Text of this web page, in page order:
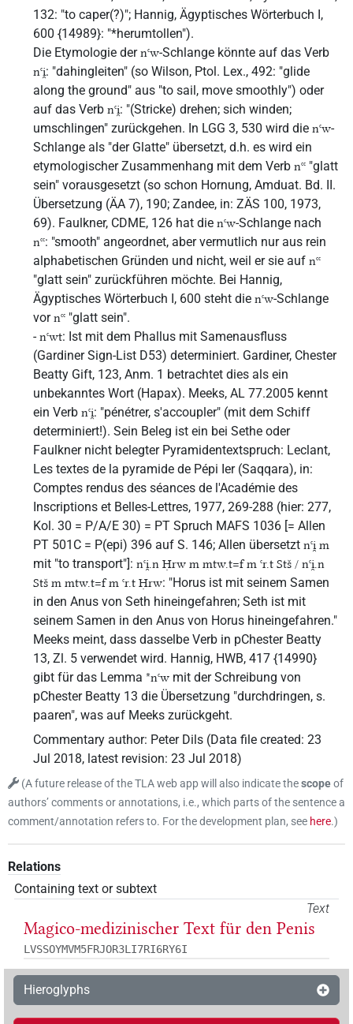
132: "to caper(?)"; Hannig, Ägyptisches Wörterbuch I,
600 {14989}: "*herumtollen").
Die Etymologie dernꜥw-Schlange könnte auf das Verb
nꜥi̯: "dahingleiten" (so Wilson, Ptol. Lex., 492: "glide
along the ground" aus "to sail, move smoothly") oder
auf das Verb nꜥi̯: "(Stricke) drehen; sich winden;
umschlingen" zurückgehen. In LGG 3, 530 wird die nꜥw-
Schlange als "der Glatte" übersetzt, d.h. es wird ein
etymologischer Zusammenhang mit dem Verb nꜥꜥ "glatt
sein" vorausgesetzt (so schon Hornung, Amduat. Bd. II.
Übersetzung (ÄA 7), 190; Zandee, in: ZÄS 100, 1973,
69). Faulkner, CDME, 126 hat die nꜥw-Schlange nach
nꜥꜥ: "smooth" angeordnet, aber vermutlich nur aus rein
alphabetischen Gründen und nicht, weil er sie auf nꜥꜥ
"glatt sein" zurückführen möchte. Bei Hannig,
Ägyptisches Wörterbuch I, 600 steht die nꜥw-Schlange
vornꜥꜥ "glatt sein".
-nꜥwt: Ist mit dem Phallus mit Samenausfluss
(Gardiner Sign-List D53) determiniert. Gardiner, Chester
Beatty Gift, 123, Anm. 1 betrachtet dies als ein
unbekanntes Wort (Hapax). Meeks, AL 77.2005 kennt
ein Verb nꜥi̯: "pénétrer, s'accoupler" (mit dem Schiff
determiniert!). Sein Beleg ist ein bei Sethe oder
Faulkner nicht belegter Pyramidentextspruch: Leclant,
Les textes de la pyramide de Pépi Ier (Saqqara), in:
Comptes rendus des séances de l'Académie des
Inscriptions et Belles-Lettres, 1977, 269-288 (hier: 277,
Kol. 30 = P/A/E 30) = PT Spruch MAFS 1036 [= Allen
PT 501C = P(epi) 396 auf S. 146; Allen übersetzt nꜥi̯ m
mit "to transport"]: nꜥi̯.n Ḥrw m mtw.t=f m ꜥr.t Stš / nꜥi̯.n
Stš m mtw.t=f m ꜥr.t Ḥrw: "Horus ist mit seinem Samen
in den Anus von Seth hineingefahren; Seth ist mit
seinem Samen in den Anus von Horus hineingefahren."
Meeks meint, dass dasselbe Verb in pChester Beatty
13, Zl. 5 verwendet wird. Hannig, HWB, 417 {14990}
gibt für das Lemma *nꜥw mit der Schreibung von
pChester Beatty 13 die Übersetzung "durchdringen, s.
paaren", was auf Meeks zurückgeht.
Commentary author: Peter Dils (Data file created: 23
Jul 2018, latest revision: 23 Jul 2018)
(A future release of the TLA web app will also indicate thescopeof
authors’ comments or annotations, i.e., which parts of the sentence a
comment/annotation refers to. For the development plan, see here.)
Relations
Containing text or subtext
Text
Magico-medizinischer Text für den Penis
LVSSOYMVM5FRJOR3LI7RI6RY6I
Hieroglyphs